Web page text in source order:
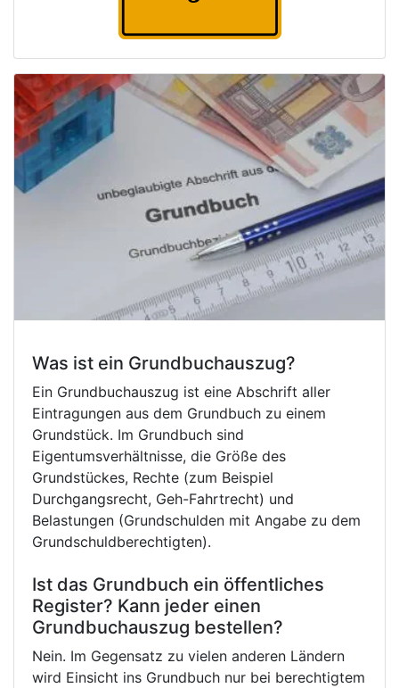
Was ist ein Grundbuchauszug?
Ein Grundbuchauszug ist eine Abschrift aller
Eintragungen aus dem Grundbuch zu einem
Grundstück. Im Grundbuch sind
Eigentumsverhältnisse, die Größe des
Grundstückes, Rechte (zum Beispiel
Durchgangsrecht, Geh-Fahrtrecht) und
Belastungen (Grundschulden mit Angabe zu dem
Grundschuldberechtigten).
Ist das Grundbuch ein öffentliches
Register? Kann jeder einen
Grundbuchauszug bestellen?
Nein. Im Gegensatz zu vielen anderen Ländern
wird Einsicht ins Grundbuch nur bei berechtigtem